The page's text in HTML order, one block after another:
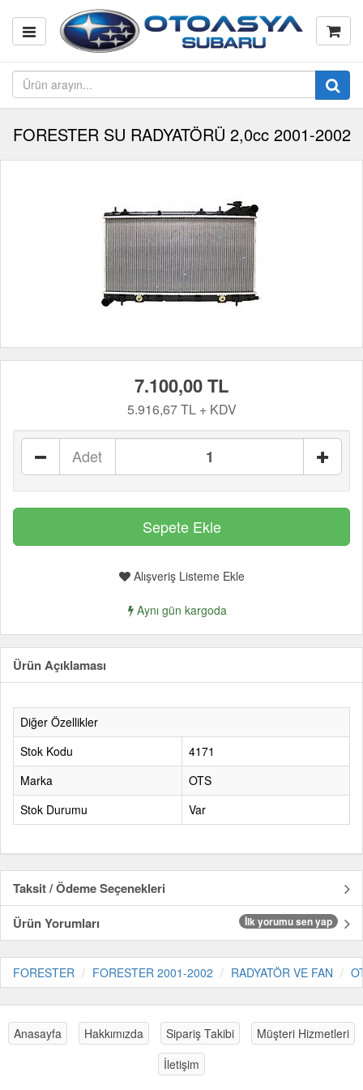
FORESTER SU RADYATÖRÜ 2,0cc 2001-2002
7.100,00 TL
5.916,67 TL + KDV
Adet
Alışveriş Listeme Ekle
Aynı gün kargoda
Ürün Açıklaması
Diğer Özellikler
Stok Kodu
4171
Marka
OTS
Stok Durumu
Var
Taksit / Ödeme Seçenekleri
Ürün Yorumları
İlk yorumu sen yap
FORESTER FORESTER 2001-2002 RADYATÖR VE FAN
Anasayfa Hakkımızda Sipariş Takibi
Müşteri Hizmetleri
İletişim